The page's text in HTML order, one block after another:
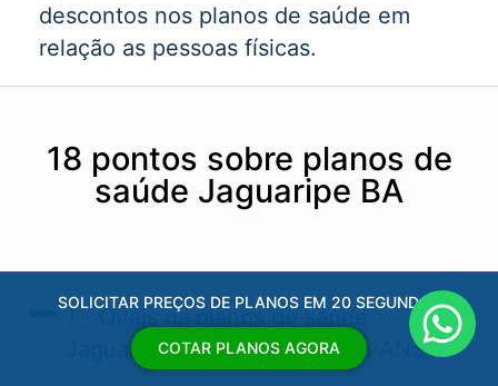
descontos nos planos de saúde em
relação as pessoas físicas.
18 pontos sobre planos de
saúde Jaguaripe BA
1 - Quais os planos de saúde
Jaguaripe BA​ aprovados pela ANS?
SOLICITAR PREÇOS DE PLANOS EM 20 SEGUNDOS
COTAR PLANOS AGORA